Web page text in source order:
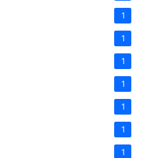
1
1
1
1
1
1
1